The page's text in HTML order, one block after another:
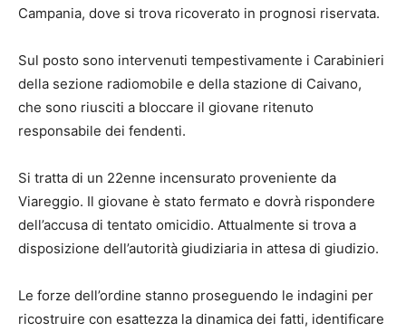
Campania, dove si trova ricoverato in prognosi riservata.
Sul posto sono intervenuti tempestivamente i Carabinieri
della sezione radiomobile e della stazione di Caivano,
che sono riusciti a bloccare il giovane ritenuto
responsabile dei fendenti.
Si tratta di un 22enne incensurato proveniente da
Viareggio. Il giovane è stato fermato e dovrà rispondere
dell’accusa di tentato omicidio. Attualmente si trova a
disposizione dell’autorità giudiziaria in attesa di giudizio.
Le forze dell’ordine stanno proseguendo le indagini per
ricostruire con esattezza la dinamica dei fatti, identificare